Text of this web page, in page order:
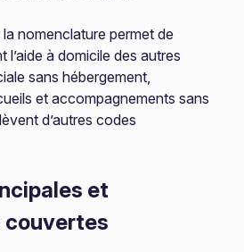
nomenclature permet de
l’aide à domicile des autres
sans hébergement,
et accompagnements sans
d’autres codes
et
couvertes